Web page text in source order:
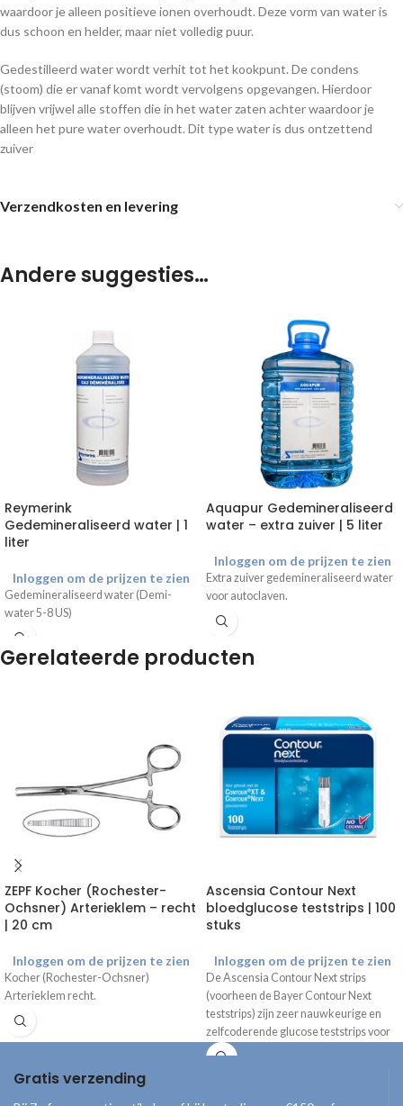
waardoor je alleen positieve ionen overhoudt. Deze vorm van water is
dus schoon en helder, maar niet volledig puur.
Gedestilleerd water wordt verhit tot het kookpunt. De condens
(stoom) die er vanaf komt wordt vervolgens opgevangen. Hierdoor
blijven vrijwel alle stoffen die in het water zaten achter waardoor je
alleen het pure water overhoudt. Dit type water is dus ontzettend
zuiver
Verzendkosten en levering
Andere suggesties…
Reymerink
Gedemineraliseerd water | 1
liter
Inloggen om de prijzen te zien
Gedemineraliseerd water (Demi-
water 5-8 US)
Aquapur Gedemineraliseerd
water – extra zuiver | 5 liter
Inloggen om de prijzen te zien
Extra zuiver gedemineraliseerd water
voor autoclaven.
Gerelateerde producten
ZEPF Kocher (Rochester-
Ochsner) Arterieklem – recht
| 20 cm
Inloggen om de prijzen te zien
Kocher (Rochester-Ochsner)
Arterieklem recht.
Ascensia Contour Next
bloedglucose teststrips | 100
stuks
Inloggen om de prijzen te zien
De Ascensia Contour Next strips
(voorheen de Bayer Contour Next
teststrips) zijn zeer nauwkeurige en
zelfcoderende glucose teststrips voor
het meten van de hoeveelheid glucose
Gratis verzending